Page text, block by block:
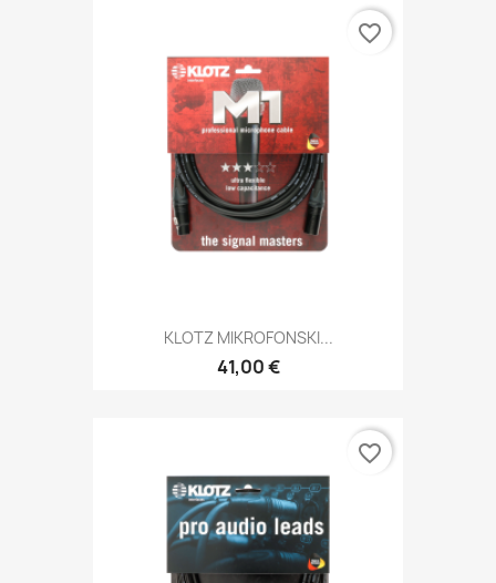
KLOTZ MIKROFONSKI...
41,00 €
favorite_border
favorite_border